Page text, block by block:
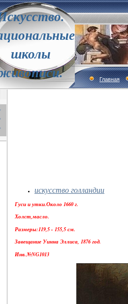
школы
Главная
искусство голландии
Гуси и утки.Около 1660 г.
Холст,масло.
Размеры:119,5 - 155,5 см.
Завещание Уинна Эллиса, 1876 год.
Инв.№NG1013